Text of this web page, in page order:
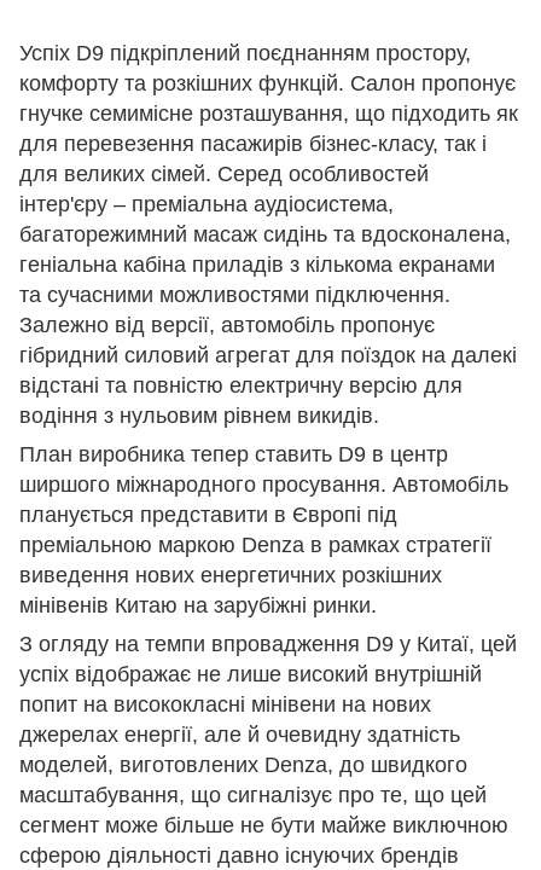
Успіх D9 підкріплений поєднанням простору,
комфорту та розкішних функцій. Салон пропонує
гнучке семимісне розташування, що підходить як
для перевезення пасажирів бізнес-класу, так і
для великих сімей. Серед особливостей
інтер'єру – преміальна аудіосистема,
багаторежимний масаж сидінь та вдосконалена,
геніальна кабіна приладів з кількома екранами
та сучасними можливостями підключення.
Залежно від версії, автомобіль пропонує
гібридний силовий агрегат для поїздок на далекі
відстані та повністю електричну версію для
водіння з нульовим рівнем викидів.
План виробника тепер ставить D9 в центр
ширшого міжнародного просування. Автомобіль
планується представити в Європі під
преміальною маркою Denza в рамках стратегії
виведення нових енергетичних розкішних
мінівенів Китаю на зарубіжні ринки.
З огляду на темпи впровадження D9 у Китаї, цей
успіх відображає не лише високий внутрішній
попит на висококласні мінівени на нових
джерелах енергії, але й очевидну здатність
моделей, виготовлених Denza, до швидкого
масштабування, що сигналізує про те, що цей
сегмент може більше не бути майже виключною
сферою діяльності давно існуючих брендів